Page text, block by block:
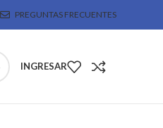
PREGUNTAS FRECUENTES
INGRESAR